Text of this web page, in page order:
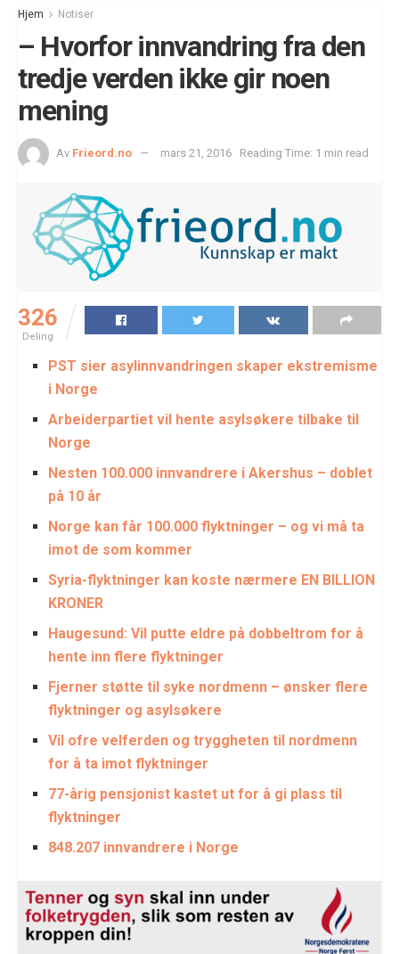
Hjem Notiser
– Hvorfor innvandring fra den
tredje verden ikke gir noen
mening
Av Frieord.no mars 21, 2016 Reading Time: 1 min read
326
Deling
PST sier asylinnvandringen skaper ekstremisme
i Norge
Arbeiderpartiet vil hente asylsøkere tilbake til
Norge
Nesten 100.000 innvandrere i Akershus – doblet
på 10 år
Norge kan får 100.000 flyktninger – og vi må ta
imot de som kommer
Syria-flyktninger kan koste nærmere EN BILLION
KRONER
Haugesund: Vil putte eldre på dobbeltrom for å
hente inn flere flyktninger
Fjerner støtte til syke nordmenn – ønsker flere
flyktninger og asylsøkere
Vil ofre velferden og tryggheten til nordmenn
for å ta imot flyktninger
77-årig pensjonist kastet ut for å gi plass til
flyktninger
848.207 innvandrere i Norge